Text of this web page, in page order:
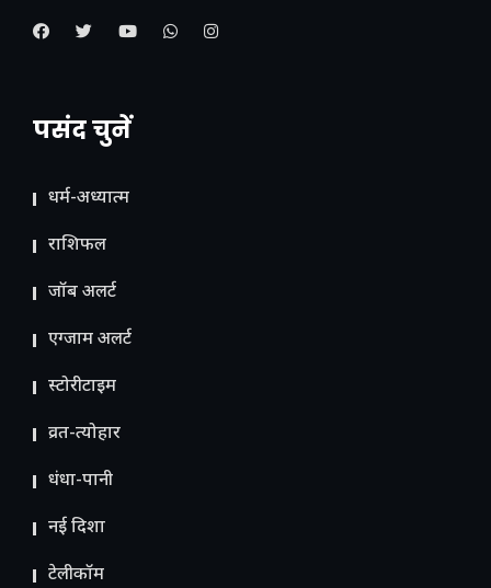
पसंद चुनें
धर्म-अध्यात्म
राशिफल
जॉब अलर्ट
एग्जाम अलर्ट
स्टोरीटाइम
व्रत-त्योहार
धंधा-पानी
नई दिशा
टेलीकॉम